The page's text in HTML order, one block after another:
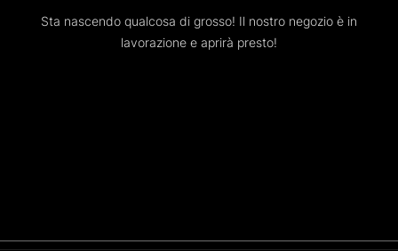
Sta nascendo qualcosa di grosso! Il nostro negozio è in
lavorazione e aprirà presto!